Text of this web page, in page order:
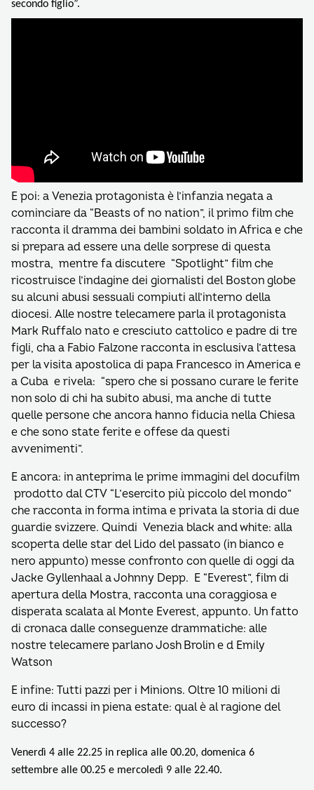
secondo figlio”.
E poi: a Venezia protagonista è l’infanzia negata a
cominciare da “Beasts of no nation”, il primo film che
racconta il dramma dei bambini soldato in Africa e che
si prepara ad essere una delle sorprese di questa
mostra, mentre fa discutere “Spotlight” film che
ricostruisce l’indagine dei giornalisti del Boston globe
su alcuni abusi sessuali compiuti all’interno della
diocesi. Alle nostre telecamere parla il protagonista
Mark Ruffalo nato e cresciuto cattolico e padre di tre
figli, cha a Fabio Falzone racconta in esclusiva l’attesa
per la visita apostolica di papa Francesco in America e
a Cuba e rivela: “spero che si possano curare le ferite
non solo di chi ha subito abusi, ma anche di tutte
quelle persone che ancora hanno fiducia nella Chiesa
e che sono state ferite e offese da questi
avvenimenti”.
E ancora: in anteprima le prime immagini del docufilm
prodotto dal CTV “L’esercito più piccolo del mondo”
che racconta in forma intima e privata la storia di due
guardie svizzere. Quindi Venezia black and white: alla
scoperta delle star del Lido del passato (in bianco e
nero appunto) messe confronto con quelle di oggi da
Jacke Gyllenhaal a Johnny Depp. E “Everest”, film di
apertura della Mostra, racconta una coraggiosa e
disperata scalata al Monte Everest, appunto. Un fatto
di cronaca dalle conseguenze drammatiche: alle
nostre telecamere parlano Josh Brolin e d Emily
Watson
E infine: Tutti pazzi per i Minions. Oltre 10 milioni di
euro di incassi in piena estate: qual è al ragione del
successo?
Venerdì 4 alle 22.25 in replica alle 00.20, domenica 6
settembre alle 00.25 e mercoledì 9 alle 22.40.